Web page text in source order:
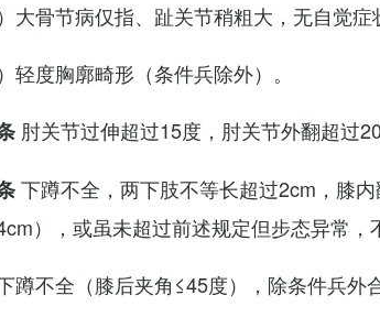
）大骨节病仅指、趾关节稍粗大，无自觉
轻度胸廓畸形（条件兵除外）。
肘关节过伸超过15度，肘关节外翻超过
下蹲不全，两下肢不等长超过2cm，膝
），或虽未超过前述规定但步态异常，
蹲不全（膝后夹角≤45度），除条件兵外